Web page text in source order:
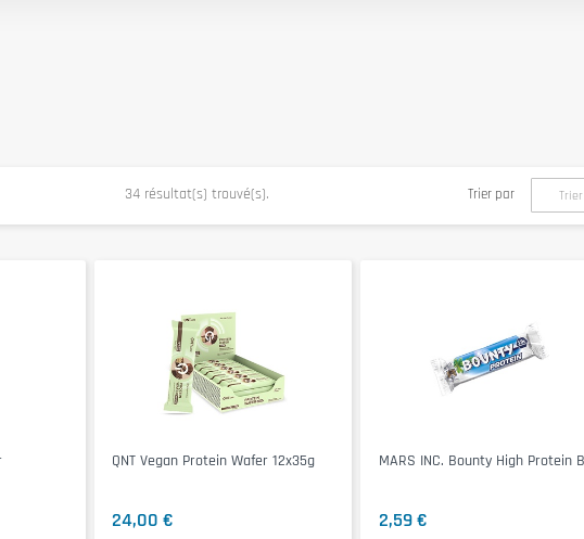
34 résultat(s) trouvé(s). Trier par
QNT Vegan Protein Wafer 12x35g
24,00 €
MARS INC. Bounty High Protein
2,59 €